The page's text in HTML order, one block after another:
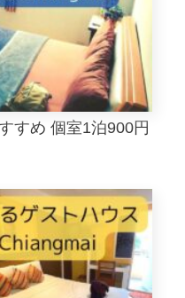
すめ 個室1泊900円